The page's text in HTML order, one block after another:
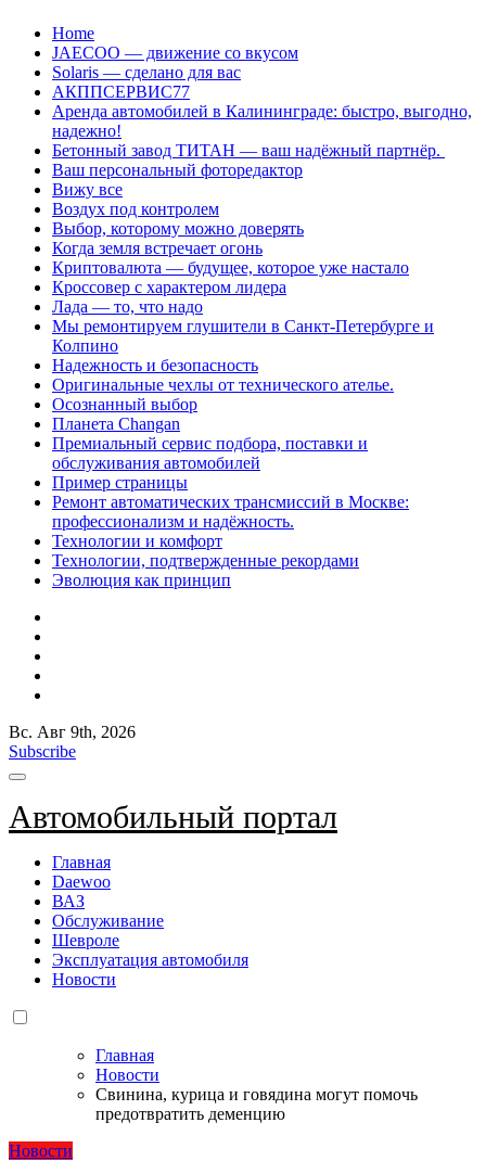
Перейти
содержанию
Home
JAECOO — движение со вкусом
Solaris — сделано для вас
АКППСЕРВИС77
Аренда автомобилей в Калининграде: быстро, выгодно,
надежно!
Бетонный завод ТИТАН — ваш надёжный партнёр.
Ваш персональный фоторедактор
Вижу все
Воздух под контролем
Выбор, которому можно доверять
Когда земля встречает огонь
Криптовалюта — будущее, которое уже настало
Кроссовер с характером лидера
Лада — то, что надо
Мы ремонтируем глушители в Санкт-Петербурге и
Колпино
Надежность и безопасность
Оригинальные чехлы от технического ателье.
Осознанный выбор
Планета Changan
Премиальный сервис подбора, поставки и
обслуживания автомобилей
Пример страницы
Ремонт автоматических трансмиссий в Москве:
профессионализм и надёжность.
Технологии и комфорт
Технологии, подтвержденные рекордами
Эволюция как принцип
Вс. Авг 9th, 2026
Subscribe
Автомобильный портал
Главная
Daewoo
ВАЗ
Обслуживание
Шевроле
Эксплуатация автомобиля
Новости
Главная
Новости
Свинина, курица и говядина могут помочь
предотвратить деменцию
Новости